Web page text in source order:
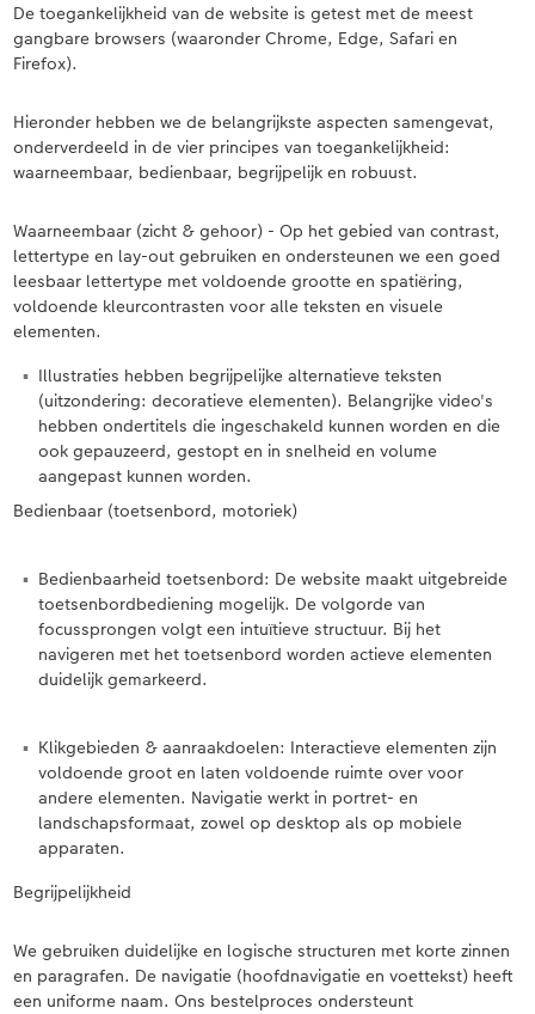
Making Memories
Alle extra's
De toegankelijkheid van de website is getest met de meest
gangbare browsers (waaronder Chrome, Edge, Safari en
Firefox).
Hieronder hebben we de belangrijkste aspecten samengevat,
onderverdeeld in de vier principes van toegankelijkheid:
waarneembaar, bedienbaar, begrijpelijk en robuust.
Waarneembaar (zicht & gehoor) - Op het gebied van contrast,
lettertype en lay-out gebruiken en ondersteunen we een goed
leesbaar lettertype met voldoende grootte en spatiëring,
voldoende kleurcontrasten voor alle teksten en visuele
elementen.
Illustraties hebben begrijpelijke alternatieve teksten
(uitzondering: decoratieve elementen). Belangrijke video's
hebben ondertitels die ingeschakeld kunnen worden en die
ook gepauzeerd, gestopt en in snelheid en volume
aangepast kunnen worden.
Bedienbaar (toetsenbord, motoriek)
Bedienbaarheid toetsenbord: De website maakt uitgebreide
toetsenbordbediening mogelijk. De volgorde van
focussprongen volgt een intuïtieve structuur. Bij het
navigeren met het toetsenbord worden actieve elementen
duidelijk gemarkeerd.
Klikgebieden & aanraakdoelen: Interactieve elementen zijn
voldoende groot en laten voldoende ruimte over voor
andere elementen. Navigatie werkt in portret- en
landschapsformaat, zowel op desktop als op mobiele
apparaten.
Begrijpelijkheid
We gebruiken duidelijke en logische structuren met korte zinnen
en paragrafen. De navigatie (hoofdnavigatie en voettekst) heeft
een uniforme naam. Ons bestelproces ondersteunt